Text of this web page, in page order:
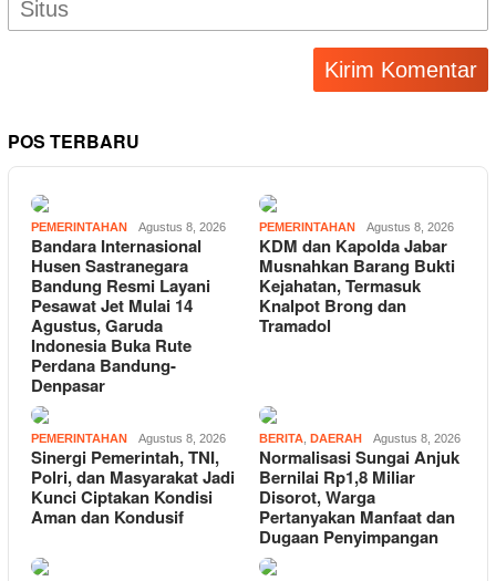
POS TERBARU
PEMERINTAHAN Agustus 8, 2026
Bandara Internasional
Husen Sastranegara
Bandung Resmi Layani
Pesawat Jet Mulai 14
Agustus, Garuda
Indonesia Buka Rute
Perdana Bandung-
Denpasar
PEMERINTAHAN Agustus 8, 2026
KDM dan Kapolda Jabar
Musnahkan Barang Bukti
Kejahatan, Termasuk
Knalpot Brong dan
Tramadol
PEMERINTAHAN Agustus 8, 2026
Sinergi Pemerintah, TNI,
Polri, dan Masyarakat Jadi
Kunci Ciptakan Kondisi
Aman dan Kondusif
BERITA DAERAH Agustus 8, 2026
Normalisasi Sungai Anjuk
Bernilai Rp1,8 Miliar
Disorot, Warga
Pertanyakan Manfaat dan
Dugaan Penyimpangan